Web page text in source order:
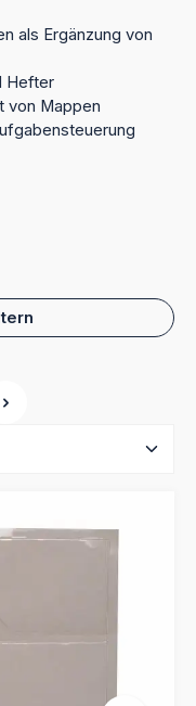
als Ergänzung von
Hefter
von Mappen